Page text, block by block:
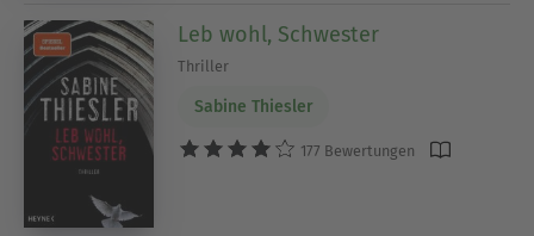
Leb wohl, Schwester
Thriller
Sabine Thiesler
177 Bewertungen